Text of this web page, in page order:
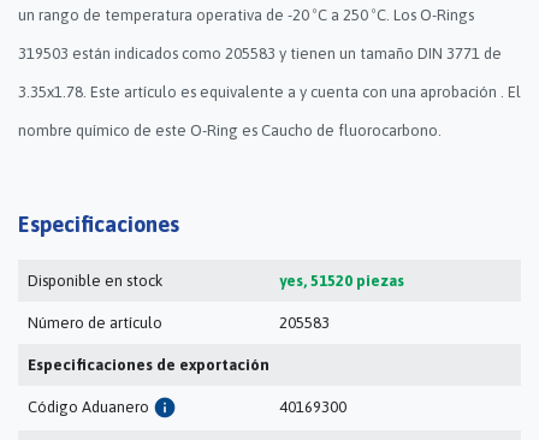
un rango de temperatura operativa de -20 ºC a 250 ºC. Los O-Rings
319503 están indicados como 205583 y tienen un tamaño DIN 3771 de
3.35x1.78. Este artículo es equivalente a y cuenta con una aprobación . El
nombre químico de este O-Ring es Caucho de fluorocarbono.
Especificaciones
Disponible en stock yes, 51520 piezas
Número de artículo 205583
Especificaciones de exportación
Código Aduanero info 40169300